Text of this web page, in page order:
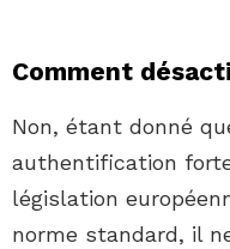
Comment
Non, étant donné
authentification
législation
norme standard, il